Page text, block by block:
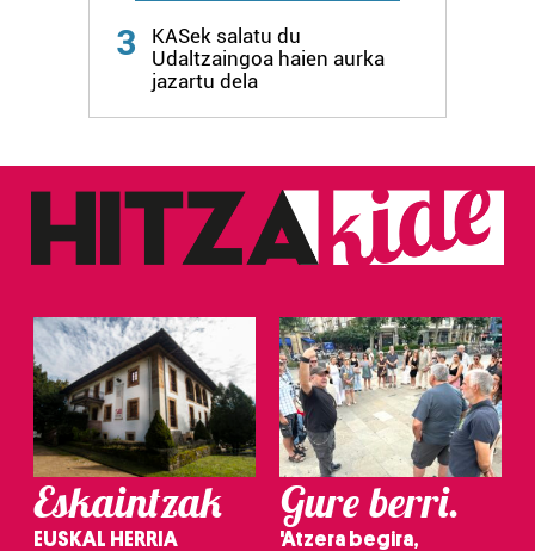
3
KASek salatu du
Udaltzaingoa haien aurka
jazartu dela
Eskaintzak
EUSKAL HERRIA
Gure berri.
'Atzera begira,